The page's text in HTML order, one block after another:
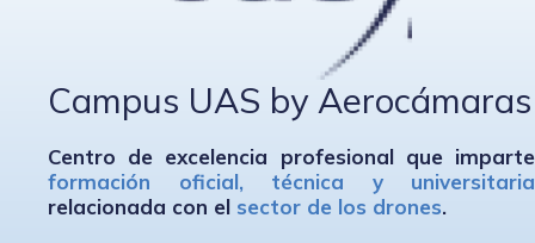
Campus UAS by Aerocámaras
Centro de excelencia profesional que imparte
formación oficial, técnica y universitaria
relacionada con el sector de los drones.